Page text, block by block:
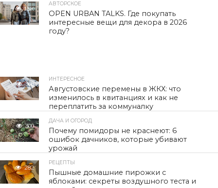
1.5K
АВТОРСКОЕ
OPEN URBAN TALKS. Где покупать
интересные вещи для декора в 2026
году?
308
ИНТЕРЕСНОЕ
Августовские перемены в ЖКХ: что
изменилось в квитанциях и как не
переплатить за коммуналку
300
ДАЧА И ОГОРОД
Почему помидоры не краснеют: 6
ошибок дачников, которые убивают
урожай
282
РЕЦЕПТЫ
Пышные домашние пирожки с
яблоками: секреты воздушного теста и